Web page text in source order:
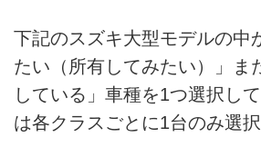
下記のスズキ大型モデルの中
たい（所有してみたい）」ま
している」車種を1つ選択し
は各クラスごとに1台のみ選択